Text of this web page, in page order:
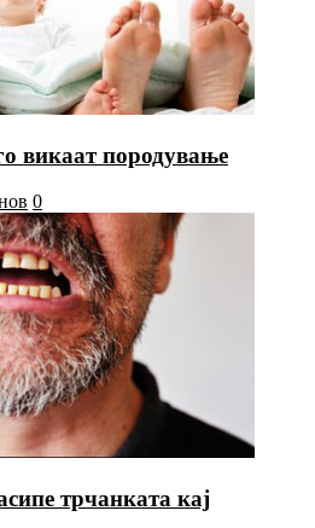
викаат породување
0
трчанката кај